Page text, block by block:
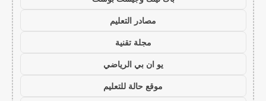
مصادر التعليم
مجلة تقنية
يو ان بي الرياضي
موقع حالة للتعليم